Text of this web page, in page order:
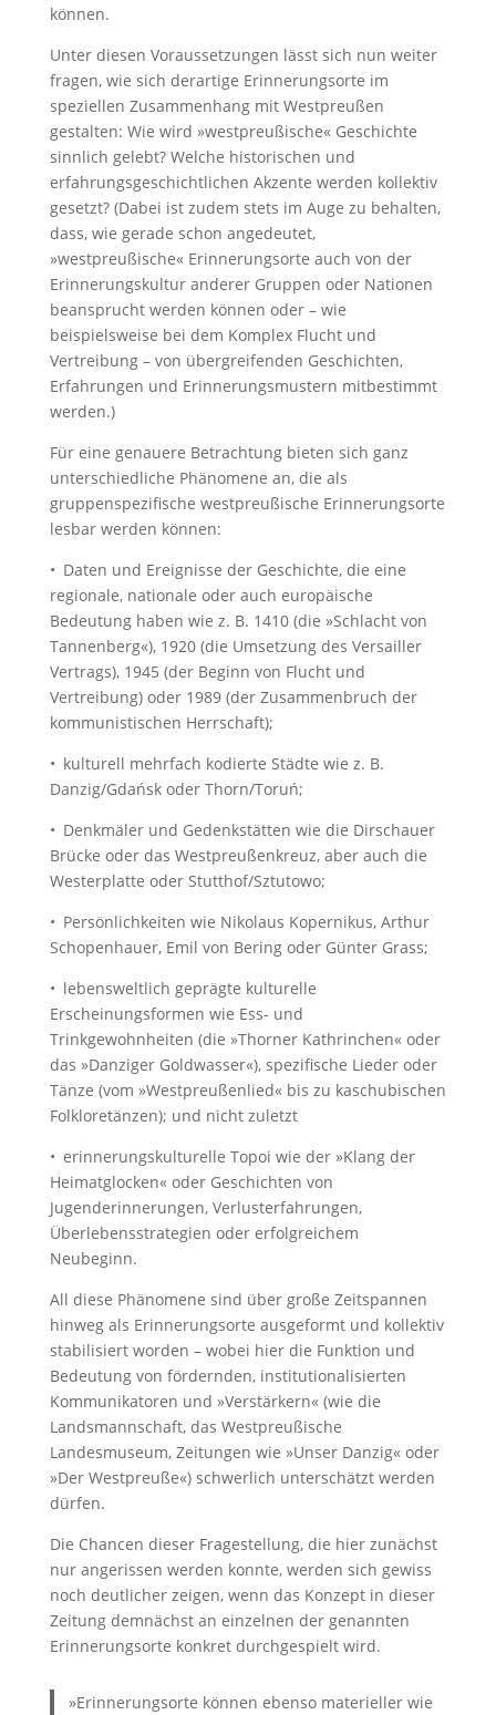
können.
Unter diesen Voraussetzungen lässt sich nun weiter
fragen, wie sich derartige Erinnerungsorte im
speziellen Zusammenhang mit Westpreußen
gestalten: Wie wird »westpreußische« Geschichte
sinnlich gelebt? Welche historischen und
erfahrungsgeschichtlichen Akzente werden kollektiv
gesetzt? (Dabei ist zudem stets im Auge zu behalten,
dass, wie gerade schon angedeutet,
»westpreußische« Erinne­rungsorte auch von der
Erinnerungskultur anderer Gruppen oder Nationen
beansprucht werden können oder – wie
beispielsweise bei dem Komplex Flucht und
Vertreibung – von übergreifenden Geschichten,
Erfahrungen und Erinnerungsmustern mitbestimmt
werden.)
Für eine genauere Betrachtung bieten sich ganz
unterschiedliche Phänomene an, die als
gruppenspezifische westpreußische Erinnerungsorte
lesbar werden können:
• Daten und Ereignisse der Geschichte, die eine
regionale, nationale oder auch europäische
Bedeutung haben wie z. B. 1410 (die »Schlacht von
Tannenberg«), 1920 (die Umsetzung des Versailler
Vertrags), 1945 (der Beginn von Flucht und
Vertreibung) oder 1989 (der Zusammenbruch der
kommunistischen Herrschaft);
• kulturell mehrfach kodierte Städte wie z. B.
Danzig/Gdańsk oder Thorn/Toruń;
• Denkmäler und Gedenkstätten wie die Dirschauer
Brücke oder das Westpreußenkreuz, aber auch die
Westerplatte oder Stutthof/Sztutowo;
• Persönlichkeiten wie Nikolaus Kopernikus, Arthur
Schopenhauer, Emil von Bering oder Günter Grass;
• lebensweltlich geprägte kulturelle
Erscheinungsformen wie Ess- und
Trinkgewohnheiten (die »Thorner Kathrinchen« oder
das »Danziger Goldwasser«), spezifische Lieder oder
Tänze (vom »Westpreußenlied« bis zu kaschubischen
Folkloretänzen); und nicht zuletzt
• erinnerungskulturelle Topoi wie der »Klang der
Heimatglocken« oder Geschichten von
Jugenderinnerungen, Verlusterfahrungen,
Überlebensstrategien oder erfolgreichem
Neubeginn.
All diese Phänomene sind über große Zeitspannen
hinweg als Erinnerungsorte ausgeformt und kollektiv
stabilisiert worden – wobei hier die Funktion und
Bedeutung von fördernden, institutionalisierten
Kommunikatoren und »Verstärkern« (wie die
Landsmannschaft, das Westpreußische
Landesmuseum, Zeitungen wie »Unser Danzig« oder
»Der Westpreuße«) schwerlich unterschätzt werden
dürfen.
Die Chancen dieser Fragestellung, die hier zunächst
nur angerissen werden konnte, werden sich gewiss
noch deutlicher zeigen, wenn das Konzept in dieser
Zeitung demnächst an einzelnen der genannten
Erinnerungsorte konkret durchgespielt wird.
»Erinnerungsorte können ebenso materieller wie